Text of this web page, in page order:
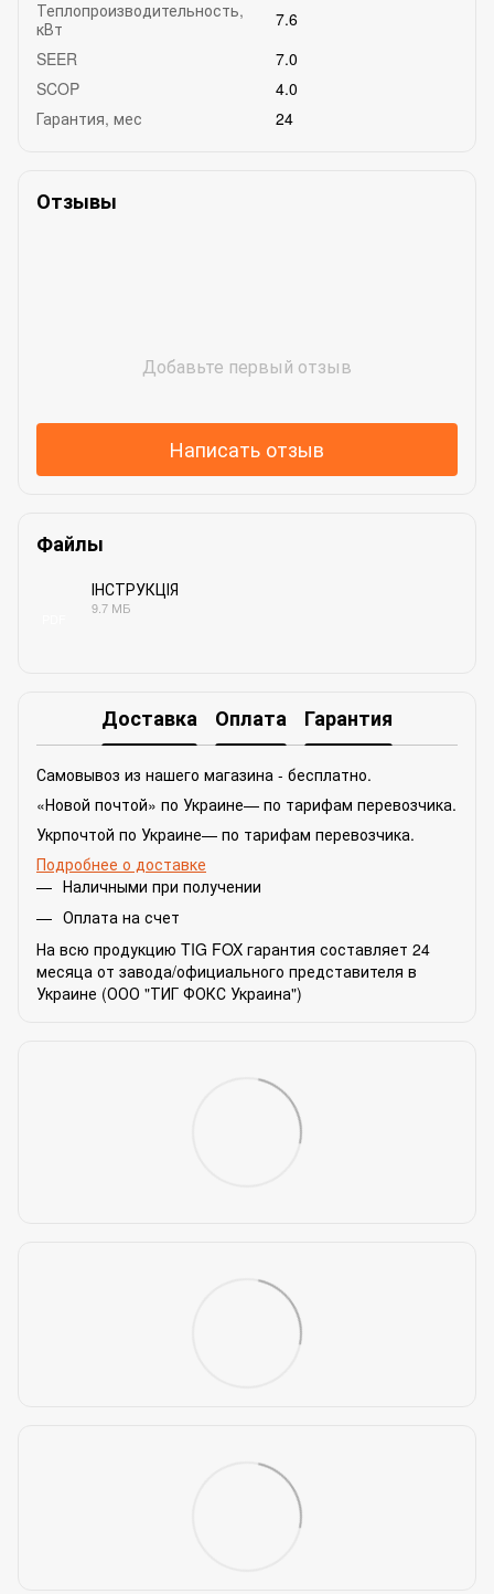
Теплопроизводительность,
кВт
7.6
SEER
7.0
SCOP
4.0
Гарантия, мес
24
Отзывы
Добавьте первый отзыв
Написать отзыв
Файлы
ІНСТРУКЦІЯ
9.7 МБ
Доставка Оплата Гарантия
Самовывоз из нашего магазина - бесплатно.
«Новой почтой» по Украине— по тарифам перевозчика.
Укрпочтой по Украине— по тарифам перевозчика.
Подробнее о доставке
Наличными при получении
Оплата на счет
На всю продукцию TIG FOX гарантия составляет 24
месяца от завода/официального представителя в
Украине (ООО "ТИГ ФОКС Украина")